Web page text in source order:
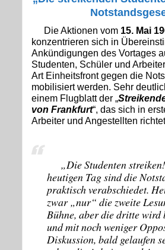
Die Aktionen vom 15. Mai
konzentrieren sich in
Ankündigungen des Vortages
Studenten, Schüler und
Art Einheitsfront gegen die
mobilisiert werden. Sehr
einem Flugblatt der „
von Frankfurt“, das sich in
Arbeiter und Angestellten
„Die Studenten
heutigen Tag sind die
praktisch verabschiedet.
zwar „nur“ die zweite
Bühne, aber die dritte wird
und mit noch weniger
Diskussion, bald gelaufen